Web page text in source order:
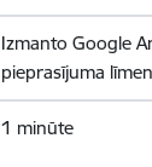
Izmanto Google
pieprasījuma
1 minūte